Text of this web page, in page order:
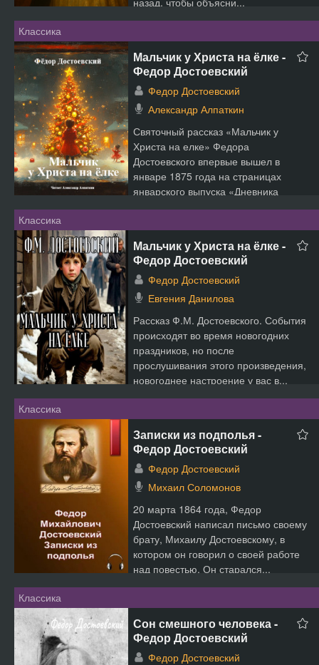
Классика
Мальчик у Христа на ёлке -
Федор Достоевский
Федор Достоевский
Александр Алпаткин
Святочный рассказ «Мальчик у
Христа на елке» Федора
Достоевского впервые вышел в
январе 1875 года на страницах
январского выпуска «Дневника
писателя»....
Классика
Мальчик у Христа на ёлке -
Федор Достоевский
Федор Достоевский
Евгения Данилова
Рассказ Ф.М. Достоевского. События
происходят во время новогодних
праздников, но после
прослушивания этого произведения,
новогоднее настроение у вас в...
Классика
Записки из подполья -
Федор Достоевский
Федор Достоевский
Михаил Соломонов
20 марта 1864 года, Федор
Достоевский написал письмо своему
брату, Михаилу Достоевскому, в
котором он говорил о своей работе
над повестью. Он старался...
Классика
Сон смешного человека -
Федор Достоевский
Федор Достоевский